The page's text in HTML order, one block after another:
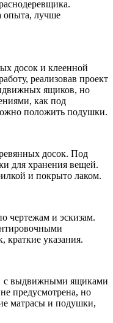
опыта, лучше
досок и клеенной
реализовав проект
ящиков, но
как под
положить подушки.
досок. Под
для хранения вещей.
и покрыто лаком.
чертежам и эскизам.
краткие указания.
с выдвижными ящиками
предусмотрена, но
матрасы и подушки,